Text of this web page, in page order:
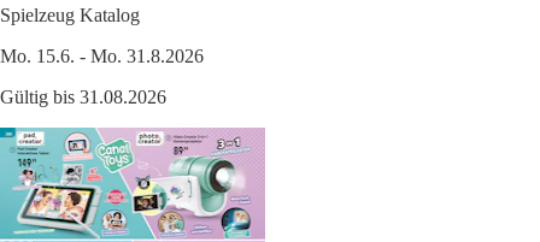
Spielzeug Katalog
Mo. 15.6. - Mo. 31.8.2026
Gültig bis 31.08.2026